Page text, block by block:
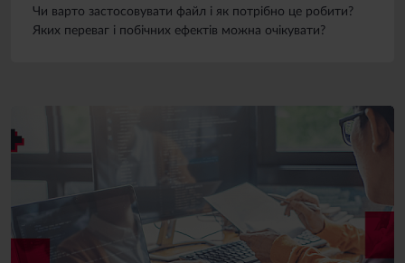
Чи варто застосовувати файл і як потрібно це робити?
Яких переваг і побічних ефектів можна очікувати?